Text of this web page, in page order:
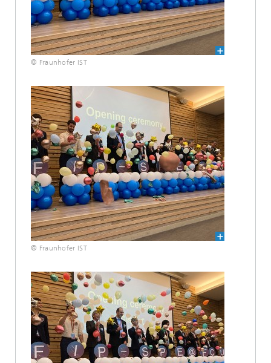
© Fraunhofer IST
© Fraunhofer IST